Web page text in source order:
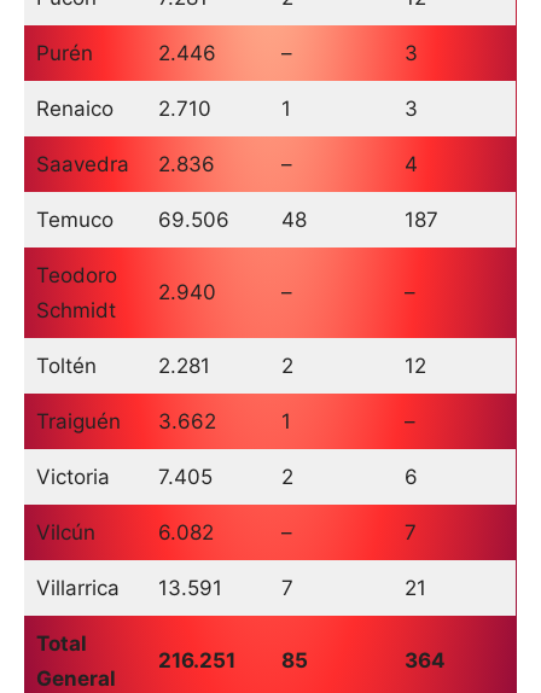
Purén 2.446 – 3
Renaico 2.710 1 3
Saavedra 2.836 – 4
Temuco 69.506 48 187
Teodoro
Schmidt
2.940 – –
Toltén 2.281 2 12
Traiguén 3.662 1 –
Victoria 7.405 2 6
Vilcún 6.082 – 7
Villarrica 13.591 7 21
Total
General
216.251 85 364